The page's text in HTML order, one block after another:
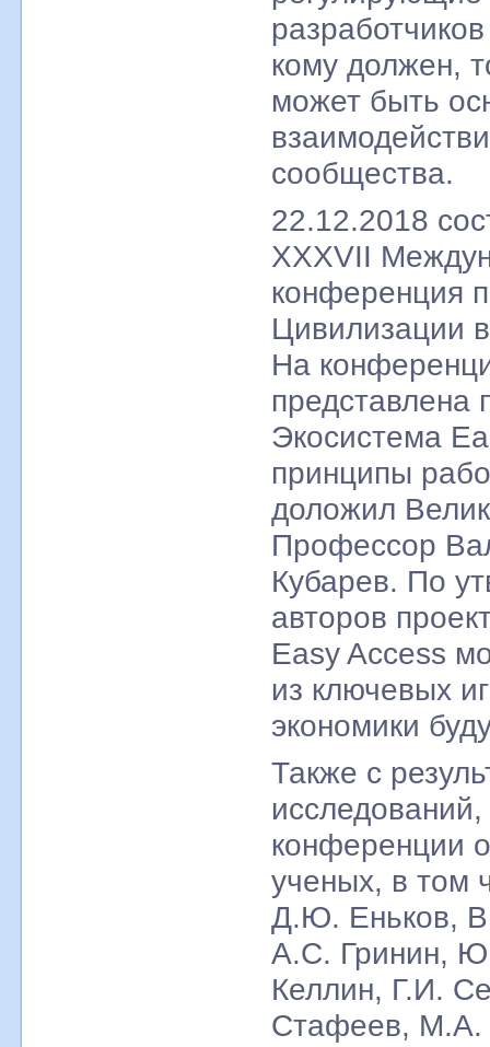
кому должен,
может быть
сообщества.
22.12.2018
XXXVII
конференция
Цивилизации
На
представлена
Экосистема
принципы
доложил
Профессор
Кубарев. По
авторов
Easy Access
из ключевых
экономики
Также с
исследований,
конференции
ученых, в том
Д.Ю. Еньков,
А.С. Гринин,
Келлин, Г.И.
Стафеев, М.А.